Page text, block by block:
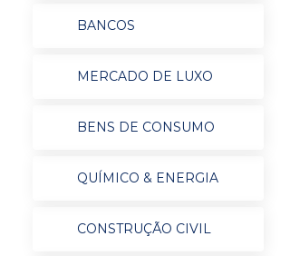
BANCOS
MERCADO DE LUXO
BENS DE CONSUMO
QUÍMICO & ENERGIA
CONSTRUÇÃO CIVIL